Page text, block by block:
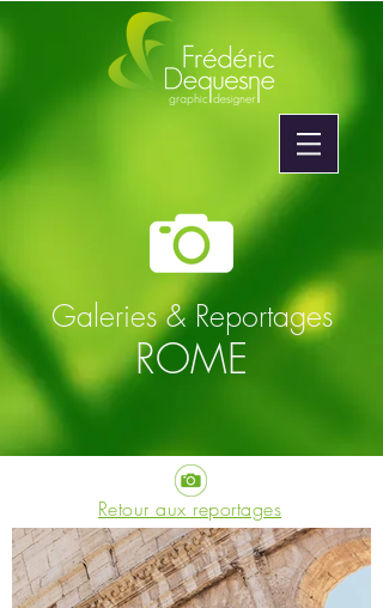
Galeries & Reportages
ROME
Retour aux reportages